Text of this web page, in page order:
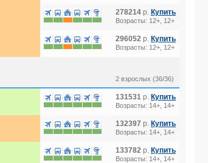
278214 р. Купить
Возрасты: 12+, 12+
296052 р. Купить
Возрасты: 12+, 12+
2 взрослых (36/36)
131531 р. Купить
Возрасты: 14+, 14+
132397 р. Купить
Возрасты: 14+, 14+
133782 р. Купить
Возрасты: 14+, 14+